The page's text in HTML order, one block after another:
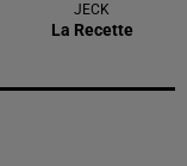
JECK
La Recette